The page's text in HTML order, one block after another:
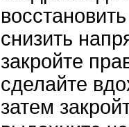
снизить
закройте
сделайте
затем